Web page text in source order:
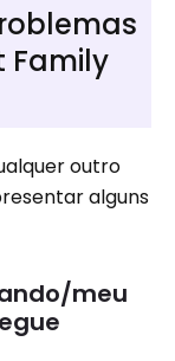
Family
outro
alguns
meu